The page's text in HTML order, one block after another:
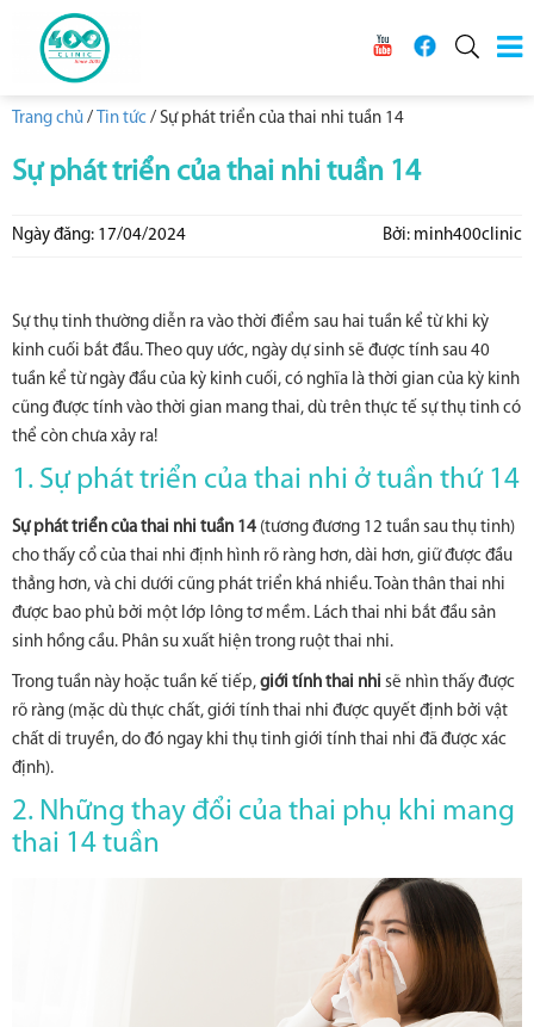
Trang chủ / Tin tức / Sự phát triển của thai nhi tuần 14
Sự phát triển của thai nhi tuần 14
Ngày đăng: 17/04/2024 Bởi: minh400clinic
Sự thụ tinh thường diễn ra vào thời điểm sau hai tuần kể từ khi kỳ
kinh cuối bắt đầu. Theo quy ước, ngày dự sinh sẽ được tính sau 40
tuần kể từ ngày đầu của kỳ kinh cuối, có nghĩa là thời gian của kỳ kinh
cũng được tính vào thời gian mang thai, dù trên thực tế sự thụ tinh có
thể còn chưa xảy ra!
1. Sự phát triển của thai nhi ở tuần thứ 14
Sự phát triển của thai nhi tuần 14 (tương đương 12 tuần sau thụ tinh)
cho thấy cổ của thai nhi định hình rõ ràng hơn, dài hơn, giữ được đầu
thẳng hơn, và chi dưới cũng phát triển khá nhiều. Toàn thân thai nhi
được bao phủ bởi một lớp lông tơ mềm. Lách thai nhi bắt đầu sản
sinh hồng cầu. Phân su xuất hiện trong ruột thai nhi.
Trong tuần này hoặc tuần kế tiếp, giới tính thai nhi sẽ nhìn thấy được
rõ ràng (mặc dù thực chất, giới tính thai nhi được quyết định bởi vật
chất di truyền, do đó ngay khi thụ tinh giới tính thai nhi đã được xác
định).
2. Những thay đổi của thai phụ khi mang
thai 14 tuần